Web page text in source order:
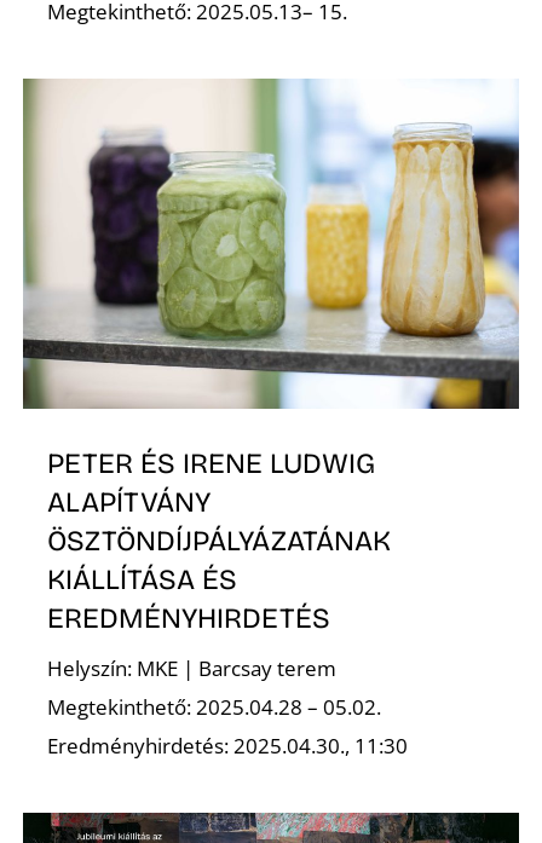
Megtekinthető: 2025.05.13– 15.
PETER ÉS IRENE LUDWIG
ALAPÍTVÁNY
ÖSZTÖNDÍJPÁLYÁZATÁNAK
KIÁLLÍTÁSA ÉS
EREDMÉNYHIRDETÉS
Helyszín: MKE | Barcsay terem
Megtekinthető: 2025.04.28 – 05.02.
Eredményhirdetés: 2025.04.30., 11:30